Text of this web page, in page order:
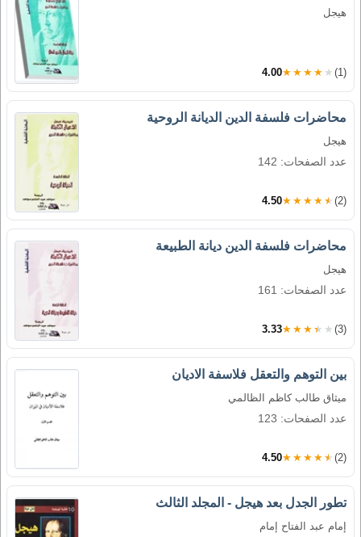
هيجل
4.00★★★★★ (1)
محاضرات فلسفة الدين الديانة الروحية
هيجل
عدد الصفحات: 142
4.50★★★★★ (2)
محاضرات فلسفة الدين ديانة الطبيعة
هيجل
عدد الصفحات: 161
3.33★★★★★ (3)
بين التوهم والتعقل فلاسفة الاديان
ميثاق طالب كاظم الظالمي
عدد الصفحات: 123
4.50★★★★★ (2)
تطور الجدل بعد هيجل - المجلد الثالث
إمام عبد الفتاح إمام